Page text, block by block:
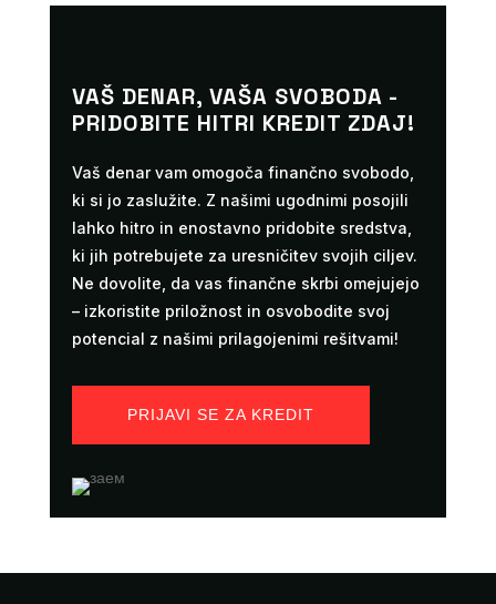
VAŠ DENAR, VAŠA SVOBODA -
PRIDOBITE HITRI KREDIT ZDAJ!
Vaš denar vam omogoča finančno svobodo,
ki si jo zaslužite. Z našimi ugodnimi posojili
lahko hitro in enostavno pridobite sredstva,
ki jih potrebujete za uresničitev svojih ciljev.
Ne dovolite, da vas finančne skrbi omejujejo
– izkoristite priložnost in osvobodite svoj
potencial z našimi prilagojenimi rešitvami!
PRIJAVI SE ZA KREDIT